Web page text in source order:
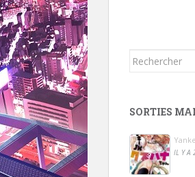
Rechercher...
SORTIES
IL Y A